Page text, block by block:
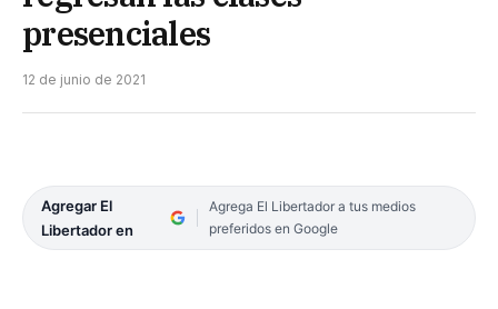
presenciales
12 de junio de 2021
Agregar El
Libertador en
Agrega El Libertador a tus medios
preferidos en Google